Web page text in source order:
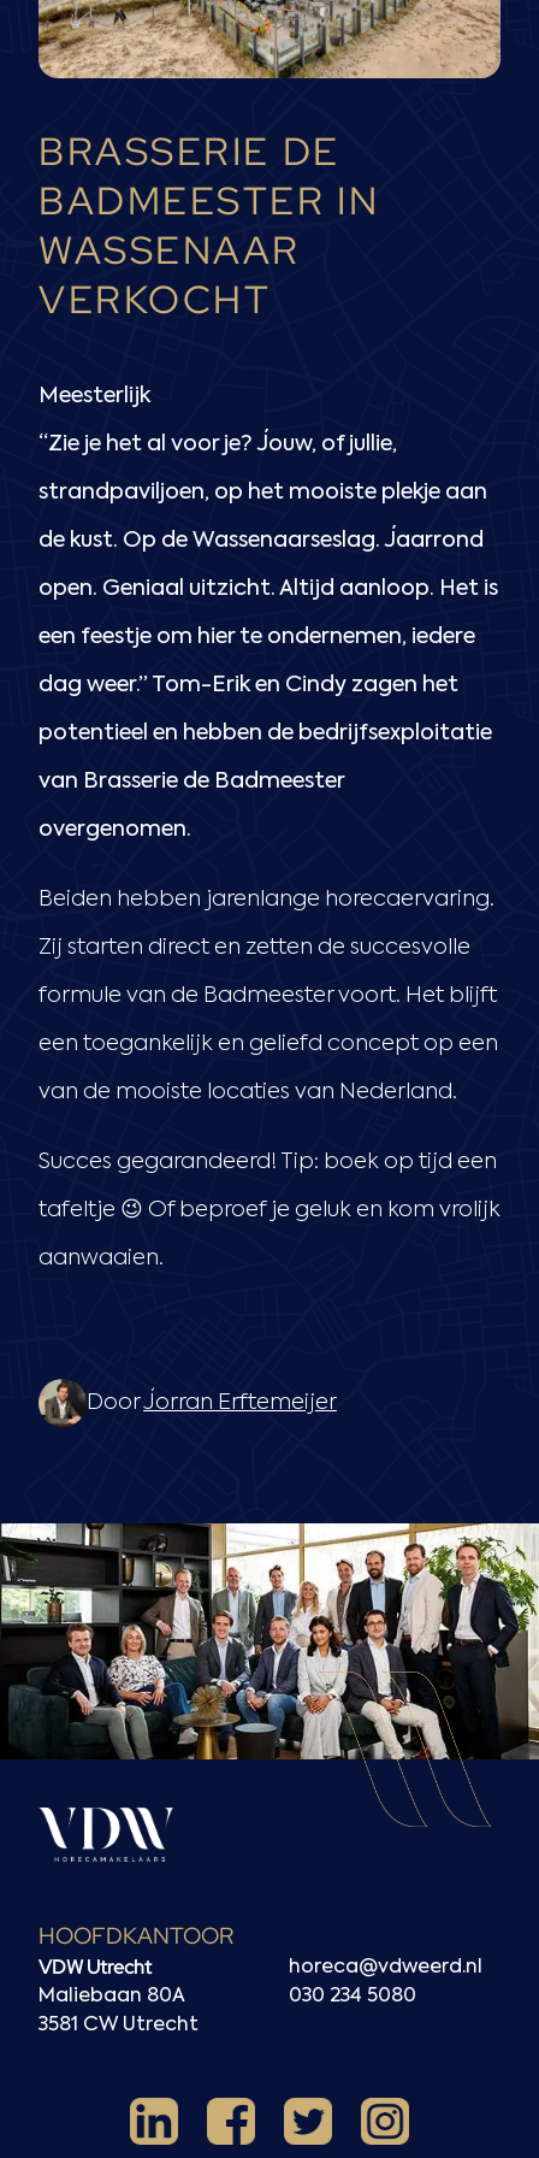
BRASSERIE DE
BADMEESTER IN
WASSENAAR
VERKOCHT
Meesterlijk
“Zie je het al voor je? Jouw, of jullie,
strandpaviljoen, op het mooiste plekje aan
de kust. Op de Wassenaarseslag. Jaarrond
open. Geniaal uitzicht. Altijd aanloop. Het is
een feestje om hier te ondernemen, iedere
dag weer.” Tom-Erik en Cindy zagen het
potentieel en hebben de bedrijfsexploitatie
van Brasserie de Badmeester
overgenomen.
Beiden hebben jarenlange horecaervaring.
Zij starten direct en zetten de succesvolle
formule van de Badmeester voort. Het blijft
een toegankelijk en geliefd concept op een
van de mooiste locaties van Nederland.
Succes gegarandeerd! Tip: boek op tijd een
tafeltje 😉 Of beproef je geluk en kom vrolijk
aanwaaien.
DoorJorran Erftemeijer
HOOFDKANTOOR
VDW Utrecht
Maliebaan 80A
3581 CW Utrecht
horeca@vdweerd.nl
030 234 5080
LinkedInFacebook
X Instagram